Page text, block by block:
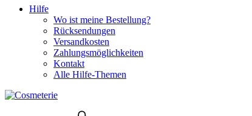
Hilfe
Wo ist meine Bestellung?
Rücksendungen
Versandkosten
Zahlungsmöglichkeiten
Kontakt
Alle Hilfe-Themen